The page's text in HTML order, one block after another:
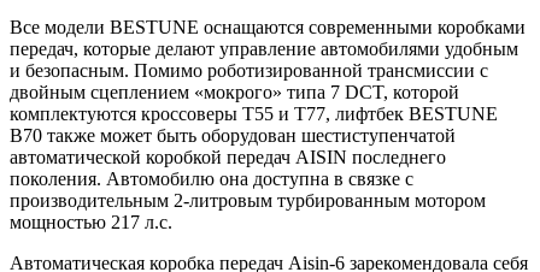
Все модели BESTUNE оснащаются современными коробками
передач, которые делают управление автомобилями удобным
и безопасным. Помимо роботизированной трансмиссии с
двойным сцеплением «мокрого» типа 7 DCT, которой
комплектуются кроссоверы T55 и T77, лифтбек BESTUNE
B70 также может быть оборудован шестиступенчатой
автоматической коробкой передач AISIN последнего
поколения. Автомобилю она доступна в связке с
производительным 2-литровым турбированным мотором
мощностью 217 л.с.
Автоматическая коробка передач Aisin-6 зарекомендовала себя